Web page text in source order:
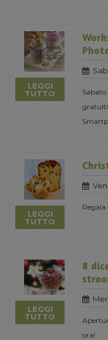
LEGGI
TUTTO
gratuiti
LEGGI
TUTTO
Regala
LEGGI
TUTTO
8
ora!